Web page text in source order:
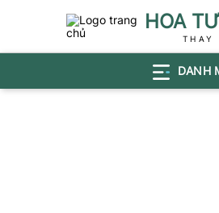
HOA
THAY
DANH